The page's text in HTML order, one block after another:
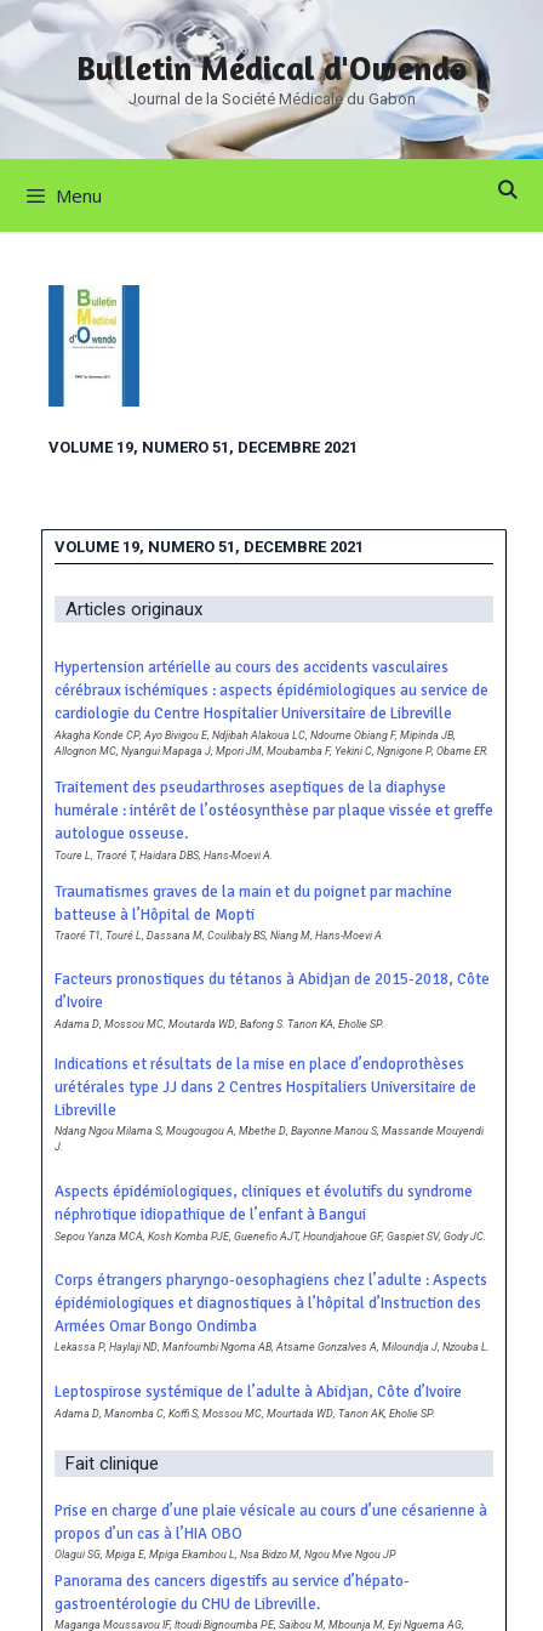
Bulletin Médical d'Owendo
Journal de la Société Médicale du Gabon
Menu
VOLUME 19, NUMERO 51, DECEMBRE 2021
VOLUME 19, NUMERO 51, DECEMBRE 2021
Articles originaux
Hypertension artérielle au cours des accidents vasculaires
cérébraux ischémiques : aspects épidémiologiques au service de
cardiologie du Centre Hospitalier Universitaire de Libreville
Akagha Konde CP, Ayo Bivigou E, Ndjibah Alakoua LC, Ndoume Obiang F, Mipinda JB,
Allognon MC, Nyangui Mapaga J, Mpori JM, Moubamba F, Yekini C, Ngnigone P, Obame ER.
Traitement des pseudarthroses aseptiques de la diaphyse
humérale : intérêt de l’ostéosynthèse par plaque vissée et greffe
autologue osseuse.
Toure L, Traoré T, Haidara DBS, Hans-Moevi A.
Traumatismes graves de la main et du poignet par machine
batteuse à l’Hôpital de Mopti
Traoré T1, Touré L, Dassana M, Coulibaly BS, Niang M, Hans-Moevi A.
Facteurs pronostiques du tétanos à Abidjan de 2015-2018, Côte
d’Ivoire
Adama D, Mossou MC, Moutarda WD, Bafong S. Tanon KA, Eholie SP.
Indications et résultats de la mise en place d’endoprothèses
urétérales type JJ dans 2 Centres Hospitaliers Universitaire de
Libreville
Ndang Ngou Milama S, Mougougou A, Mbethe D, Bayonne Manou S, Massande Mouyendi
J.
Aspects épidémiologiques, cliniques et évolutifs du syndrome
néphrotique idiopathique de l’enfant à Bangui
Sepou Yanza MCA, Kosh Komba PJE, Guenefio AJT, Houndjahoue GF, Gaspiet SV, Gody JC.
Corps étrangers pharyngo-oesophagiens chez l’adulte : Aspects
épidémiologiques et diagnostiques à l’hôpital d’Instruction des
Armées Omar Bongo Ondimba
Lekassa P, Haylaji ND, Manfoumbi Ngoma AB, Atsame Gonzalves A, Miloundja J, Nzouba L.
Leptospirose systémique de l’adulte à Abidjan, Côte d’Ivoire
Adama D, Manomba C, Koffi S, Mossou MC, Mourtada WD, Tanon AK, Eholie SP.
Fait clinique
Prise en charge d’une plaie vésicale au cours d’une césarienne à
propos d’un cas à l’HIA OBO
Olagui SG, Mpiga E, Mpiga Ekambou L, Nsa Bidzo M, Ngou Mve Ngou JP
Panorama des cancers digestifs au service d’hépato-
gastroentérologie du CHU de Libreville.
Maganga Moussavou IF, Itoudi Bignoumba PE, Saïbou M, Mbounja M, Eyi Nguema AG,